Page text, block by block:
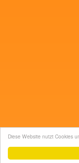
Diese Website nutzt Cookies